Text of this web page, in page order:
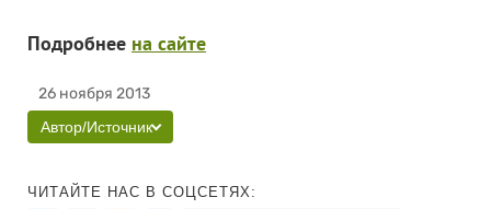
Подробнее на сайте
26 ноября 2013
Автор/Источник
ЧИТАЙТЕ НАС В СОЦСЕТЯХ: